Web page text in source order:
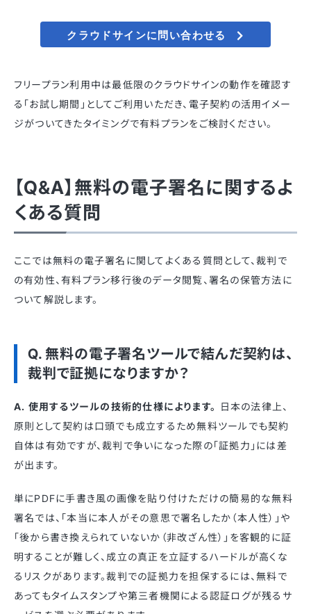
クラウドサインに問い合わせる
フリープラン利用中は最低限のクラウドサインの動作を確認す
る「お試し期間」としてご利用いただき、電子契約の活用イメー
ジがついてきたタイミングで有料プランをご検討ください。
【Q&A】無料の電子署名に関するよ
くある質問
ここでは無料の電子署名に関してよくある質問として、裁判で
の有効性、有料プラン移行後のデータ閲覧、署名の保管方法に
ついて解説します。
Q. 無料の電子署名ツールで結んだ契約は、
裁判で証拠になりますか？
A. 使用するツールの技術的仕様によります。
日本の法律上、
原則として契約は口頭でも成立するため無料ツールでも契約
自体は有効ですが、裁判で争いになった際の「証拠力」には差
が出ます。
単にPDFに手書き風の画像を貼り付けただけの簡易的な無料
署名では、「本当に本人がその意思で署名したか（本人性）」や
「後から書き換えられていないか（非改ざん性）」を客観的に証
明することが難しく、成立の真正を立証するハードルが高くな
るリスクがあります。裁判での証拠力を担保するには、無料で
あってもタイムスタンプや第三者機関による認証ログが残るサ